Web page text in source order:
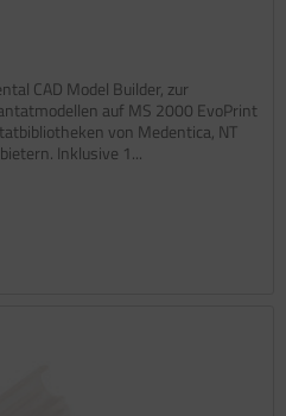
CAD Model Builder, zur
auf MS 2000 EvoPrint
von Medentica, NT
Inklusive 1...